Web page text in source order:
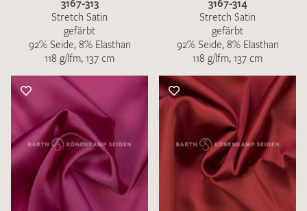
3167-313
Stretch Satin
gefärbt
92% Seide, 8% Elasthan
118 g/lfm, 137 cm
3167-314
Stretch Satin
gefärbt
92% Seide, 8% Elasthan
118 g/lfm, 137 cm